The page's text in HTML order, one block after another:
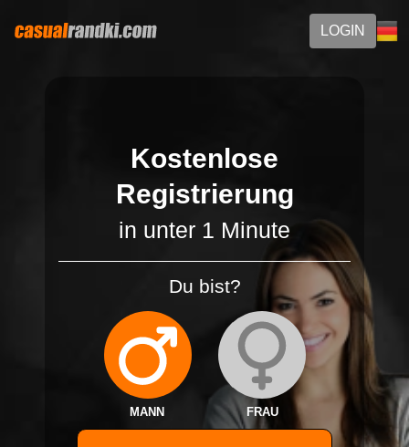
LOGIN
Kostenlose
Registrierung
in unter 1 Minute
Du bist?
MANN FRAU